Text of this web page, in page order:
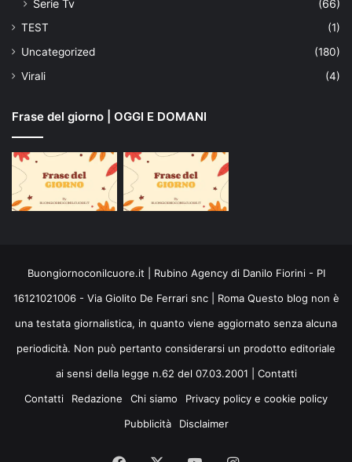
Serie Tv
(66)
TEST
(1)
Uncategorized
(180)
Virali
(4)
Frase del giorno | OGGI E DOMANI
Buongiornoconilcuore.it | Rubino Agency di Danilo Fiorini - PI
16121021006 - Via Giolito De Ferrari snc | Roma Questo blog non è
una testata giornalistica, in quanto viene aggiornato senza alcuna
periodicità. Non può pertanto considerarsi un prodotto editoriale
ai sensi della legge n.62 del 07.03.2001 | Contatti
Contatti
Redazione Chi siamo
Privacy policy e cookie policy
Pubblicità
Disclaimer